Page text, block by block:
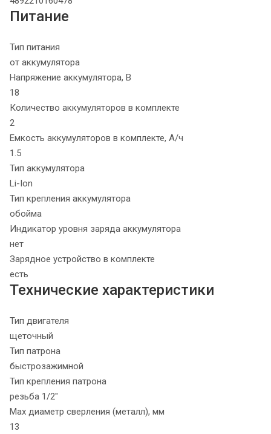
Питание
Тип питания
от аккумулятора
Напряжение аккумулятора, В
18
Количество аккумуляторов в комплекте
2
Емкость аккумуляторов в комплекте, А/ч
1.5
Тип аккумулятора
Li-Ion
Тип крепления аккумулятора
обойма
Индикатор уровня заряда аккумулятора
нет
Зарядное устройство в комплекте
есть
Технические характеристики
Тип двигателя
щеточный
Тип патрона
быстрозажимной
Тип крепления патрона
резьба 1/2"
Max диаметр сверления (металл), мм
13